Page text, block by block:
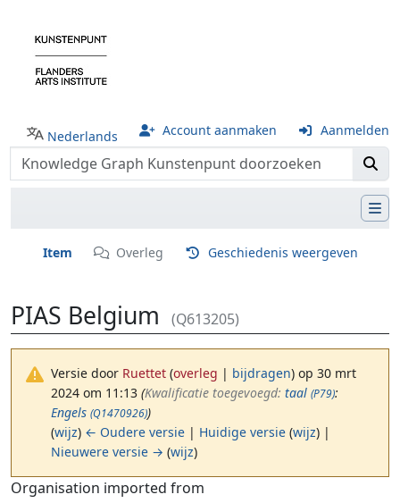
Nederlands Account aanmaken Aanmelden
Item Overleg Geschiedenis weergeven
PIAS Belgium (Q613205)
Versie door Ruettet (overleg | bijdragen) op 30 mrt
2024 om 11:13 (‎Kwalificatie toegevoegd: taal (P79):
Engels (Q1470926))
(wijz) ← Oudere versie | Huidige versie (wijz) |
Nieuwere versie → (wijz)
Ga naar:navigatie,zoeken
Organisation imported from